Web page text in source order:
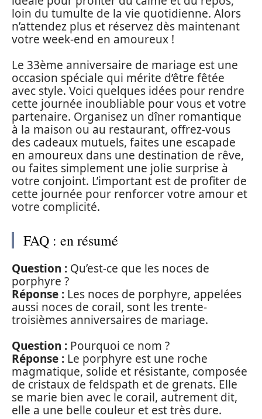
loin du tumulte de la vie quotidienne. Alors
n’attendez plus et réservez dès maintenant
votre week-end en amoureux !
Le 33ème anniversaire de mariage est une
occasion spéciale qui mérite d’être fêtée
avec style. Voici quelques idées pour rendre
cette journée inoubliable pour vous et votre
partenaire. Organisez un dîner romantique
à la maison ou au restaurant, offrez-vous
des cadeaux mutuels, faites une escapade
en amoureux dans une destination de rêve,
ou faites simplement une jolie surprise à
votre conjoint. L’important est de profiter de
cette journée pour renforcer votre amour et
votre complicité.
FAQ : en résumé
Question : Qu’est-ce que les noces de
porphyre ?
Réponse : Les noces de porphyre, appelées
aussi noces de corail, sont les trente-
troisièmes anniversaires de mariage.
Question : Pourquoi ce nom ?
Réponse : Le porphyre est une roche
magmatique, solide et résistante, composée
de cristaux de feldspath et de grenats. Elle
se marie bien avec le corail, autrement dit,
elle a une belle couleur et est très dure.